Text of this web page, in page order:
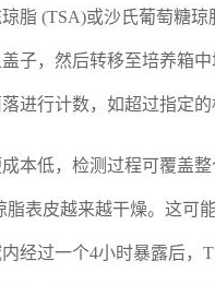
脂 (TSA)或沙氏葡萄糖
子，然后转移至培养箱
进行计数，如超过指定
本低，检测过程可覆盖
表皮越来越干燥。这可
经过一个4小时暴露后，